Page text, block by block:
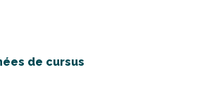
de cursus